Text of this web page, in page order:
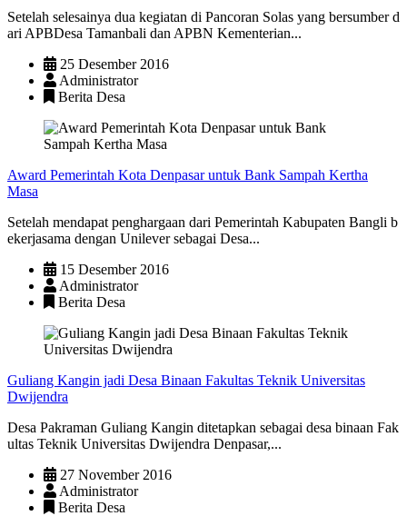
Setelah selesainya dua kegiatan di Pancoran Solas yang bersumber d
ari APBDesa Tamanbali dan APBN Kementerian...
25 Desember 2016
Administrator
Berita Desa
Award Pemerintah Kota Denpasar untuk Bank Sampah Kertha
Masa
Setelah mendapat penghargaan dari Pemerintah Kabupaten Bangli b
ekerjasama dengan Unilever sebagai Desa...
15 Desember 2016
Administrator
Berita Desa
Guliang Kangin jadi Desa Binaan Fakultas Teknik Universitas
Dwijendra
Desa Pakraman Guliang Kangin ditetapkan sebagai desa binaan Fak
ultas Teknik Universitas Dwijendra Denpasar,...
27 November 2016
Administrator
Berita Desa